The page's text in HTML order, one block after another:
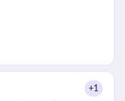
+1